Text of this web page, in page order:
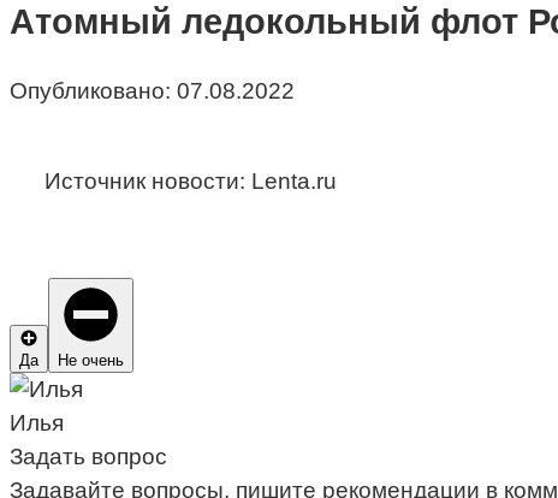
Атомный ледокольный флот
Опубликовано: 07.08.2022
Источник новости: Lenta.ru
Да Не очень
Илья
Задать вопрос
Задавайте вопросы, пишите рекомендации в